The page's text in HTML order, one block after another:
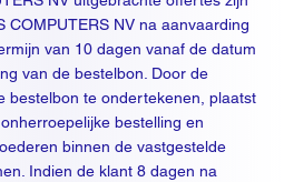
COMPUTERS NV na aanvaarding
van 10 dagen vanaf de datum
van de bestelbon. Door de
bestelbon te ondertekenen, plaatst
bestelling en
binnen de vastgestelde
Indien de klant 8 dagen na